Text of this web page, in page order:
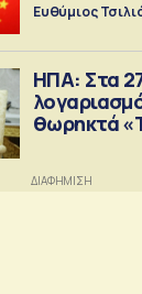
Ευθύμιος
ΗΠΑ: Στα
θωρηκτά